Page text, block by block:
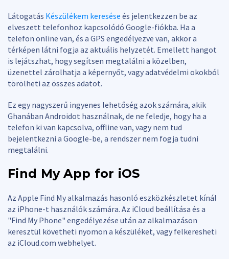
Látogatás Készülékem keresése és jelentkezzen be az
elveszett telefonhoz kapcsolódó Google-fiókba. Ha a
telefon online van, és a GPS engedélyezve van, akkor a
térképen látni fogja az aktuális helyzetét. Emellett hangot
is lejátszhat, hogy segítsen megtalálni a közelben,
üzenettel zárolhatja a képernyőt, vagy adatvédelmi okokból
törölheti az összes adatot.
Ez egy nagyszerű ingyenes lehetőség azok számára, akik
Ghanában Androidot használnak, de ne feledje, hogy ha a
telefon ki van kapcsolva, offline van, vagy nem tud
bejelentkezni a Google-be, a rendszer nem fogja tudni
megtalálni.
Find My App for iOS
Az Apple Find My alkalmazás hasonló eszközkészletet kínál
az iPhone-t használók számára. Az iCloud beállítása és a
"Find My Phone" engedélyezése után az alkalmazáson
keresztül követheti nyomon a készüléket, vagy felkeresheti
az iCloud.com webhelyet.